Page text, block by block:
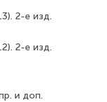
2-е изд.
2-е изд.
и доп.